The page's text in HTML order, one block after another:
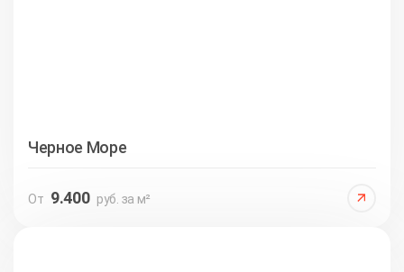
Черное Море
От 9.400 руб. за м²